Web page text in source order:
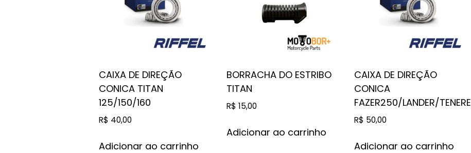
CAIXA DE DIREÇÃO
CONICA TITAN
125/150/160
R$ 40,00
Adicionar ao carrinho
BORRACHA DO ESTRIBO
TITAN
R$ 15,00
Adicionar ao carrinho
CAIXA DE DIREÇÃO
CONICA
FAZER250/LANDER/TENERE
R$ 50,00
Adicionar ao carrinho